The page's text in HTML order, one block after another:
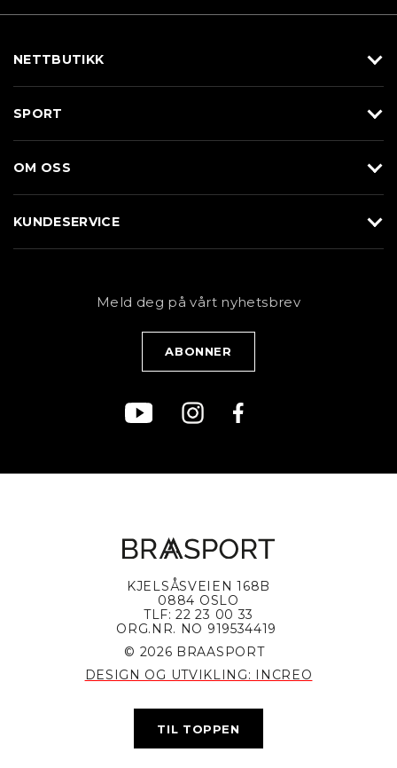
NETTBUTIKK
Sko
Merkevarer
SPORT
Løp
Sykkel
OM OSS
KUNDESERVICE
PersonvernerklæringMeld deg på vårt nyhetsbrev
KJELSÅSVEIEN 168B
0884 OSLO
TLF: 22 23 00 33
ORG.NR. NO 919534419
© 2026 BRAASPORT
DESIGN OG UTVIKLING: INCREO
TIL TOPPEN